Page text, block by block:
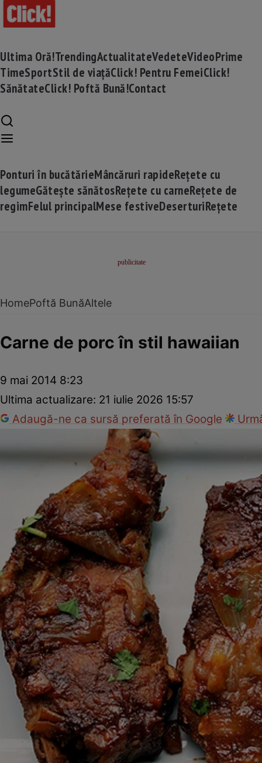
Ultima Oră!TrendingActualitateVedeteVideoPrime
TimeSportStil de viațăClick! Pentru FemeiClick!
SănătateClick! Poftă Bună!Contact
Ponturi în bucătărieMâncăruri rapideRețete cu
legumeGătește sănătosRețete cu carneRețete de
regimFelul principalMese festiveDeserturiRețete
HomePoftă BunăAltele
Carne de porc în stil hawaiian
9 mai 2014 8:23
Ultima actualizare: 21 iulie 2026 15:57
Adaugă-ne ca sursă preferată în Google